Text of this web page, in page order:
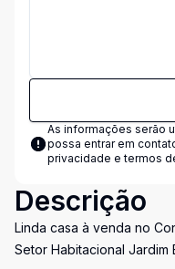
As informações serão
possa entrar em
privacidade e termos
Descrição
Linda casa à venda no
Setor Habitacional Jardim